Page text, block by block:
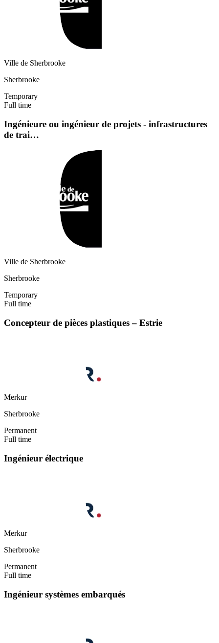
Ville de Sherbrooke
Sherbrooke
Temporary
Full time
Ingénieure ou ingénieur de projets - infrastructures
de trai…
Ville de Sherbrooke
Sherbrooke
Temporary
Full time
Concepteur de pièces plastiques – Estrie
Merkur
Sherbrooke
Permanent
Full time
Ingénieur électrique
Merkur
Sherbrooke
Permanent
Full time
Ingénieur systèmes embarqués